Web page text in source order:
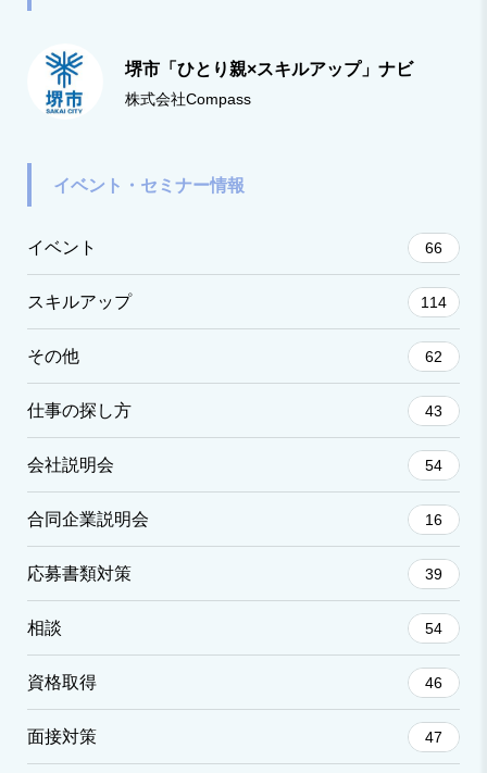
堺市「ひとり親×スキルアップ」ナビ
株式会社Compass
イベント・セミナー情報
イベント 66
スキルアップ 114
その他 62
仕事の探し方 43
会社説明会 54
合同企業説明会 16
応募書類対策 39
相談 54
資格取得 46
面接対策 47